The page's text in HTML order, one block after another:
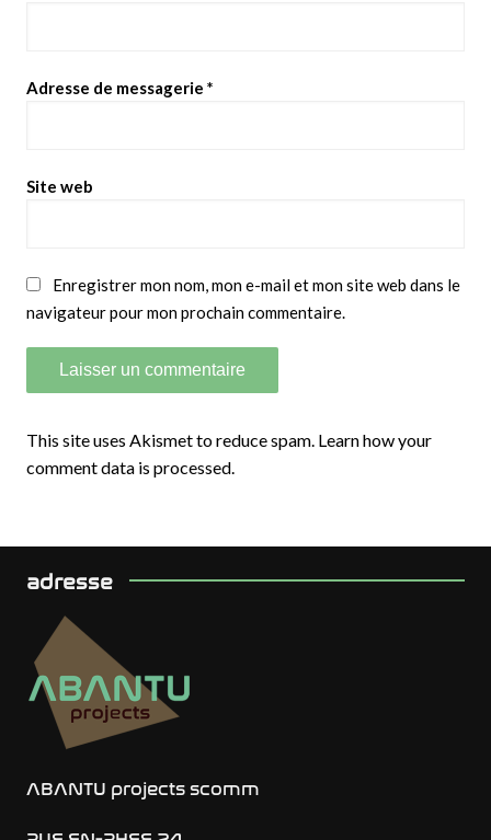
Adresse de messagerie *
Site web
Enregistrer mon nom, mon e-mail et mon site web dans le
navigateur pour mon prochain commentaire.
This site uses Akismet to reduce spam. Learn how your
comment data is processed.
adresse
ABANTU projects scomm